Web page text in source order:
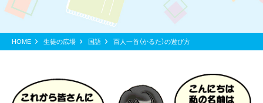
HOME 生徒の広場 国語 百人一首（かるた）の遊び方